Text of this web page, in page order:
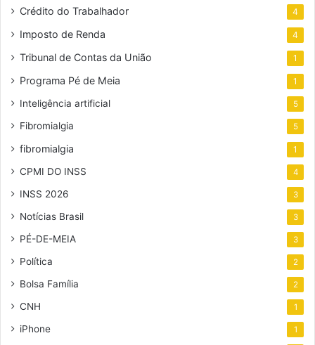
Crédito do Trabalhador 4
Imposto de Renda 4
Tribunal de Contas da União 1
Programa Pé de Meia 1
Inteligência artificial 5
Fibromialgia 5
fibromialgia 1
CPMI DO INSS 4
INSS 2026 3
Notícias Brasil 3
PÉ-DE-MEIA 3
Política 2
Bolsa Família 2
CNH 1
iPhone 1